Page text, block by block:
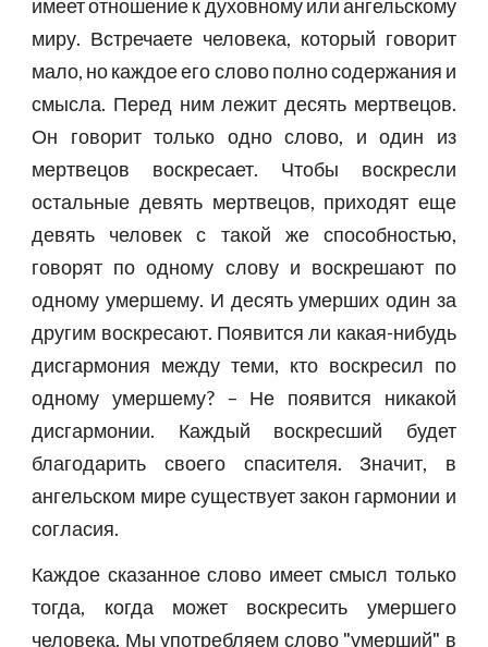
имеет отношение к духовному или ангельскому
миру. Встречаете человека, который говорит
мало, но каждое его слово полно содержания и
смысла. Перед ним лежит десять мертвецов.
Он говорит только одно слово, и один из
мертвецов воскресает. Чтобы воскресли
остальные девять мертвецов, приходят еще
девять человек с такой же способностью,
говорят по одному слову и воскрешают по
одному умершему. И десять умерших один за
другим воскресают. Появится ли какая-нибудь
дисгармония между теми, кто воскресил по
одному умершему? – Не появится никакой
дисгармонии. Каждый воскресший будет
благодарить своего спасителя. Значит, в
ангельском мире существует закон гармонии и
согласия.
Каждое сказанное слово имеет смысл только
тогда, когда может воскресить умершего
человека. Мы употребляем слово "умерший" в